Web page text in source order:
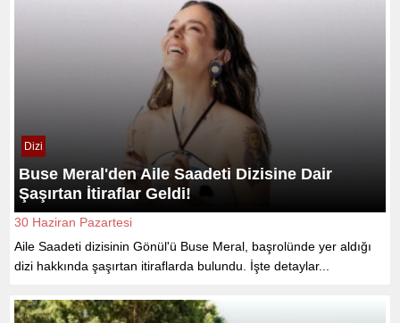
Dizi
Buse Meral'den Aile Saadeti Dizisine Dair
Şaşırtan İtiraflar Geldi!
30 Haziran Pazartesi
Aile Saadeti dizisinin Gönül'ü Buse Meral, başrolünde yer aldığı
dizi hakkında şaşırtan itiraflarda bulundu. İşte detaylar...